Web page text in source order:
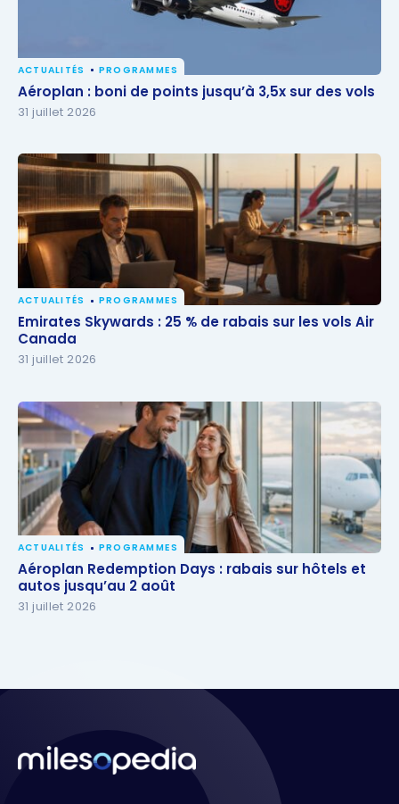
Aéroplan : boni de points jusqu’à 3,5x sur des vols
ACTUALITÉS PROGRAMMES
Aéroplan : boni de points jusqu’à 3,5x sur des vols
31 juillet 2026
Emirates Skywards : 25 % de rabais sur les vols Air
Canada
ACTUALITÉS PROGRAMMES
Emirates Skywards : 25 % de rabais sur les vols Air
Canada
31 juillet 2026
Aéroplan Redemption Days : rabais sur hôtels et
autos jusqu’au 2 août
ACTUALITÉS PROGRAMMES
Aéroplan Redemption Days : rabais sur hôtels et
autos jusqu’au 2 août
31 juillet 2026